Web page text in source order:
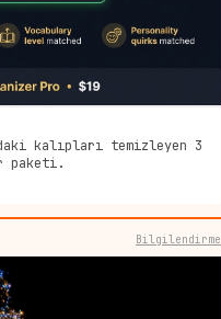
kalıpları temizleyen 3
paketi.
Bilgilendirme